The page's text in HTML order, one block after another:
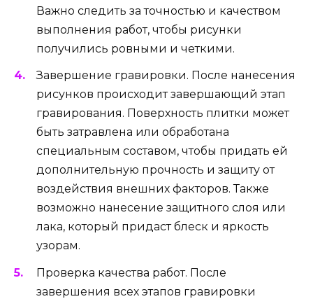
Важно следить за точностью и качеством
выполнения работ, чтобы рисунки
получились ровными и четкими.
Завершение гравировки. После нанесения
рисунков происходит завершающий этап
гравирования. Поверхность плитки может
быть затравлена или обработана
специальным составом, чтобы придать ей
дополнительную прочность и защиту от
воздействия внешних факторов. Также
возможно нанесение защитного слоя или
лака, который придаст блеск и яркость
узорам.
Проверка качества работ. После
завершения всех этапов гравировки